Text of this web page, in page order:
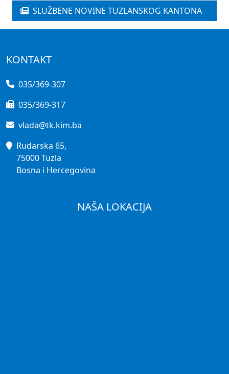
SLUŽBENE NOVINE TUZLANSKOG KANTONA
KONTAKT
035/369-307
035/369-317
vlada@tk.kim.ba
Rudarska 65,
75000 Tuzla
Bosna i Hercegovina
NAŠA LOKACIJA